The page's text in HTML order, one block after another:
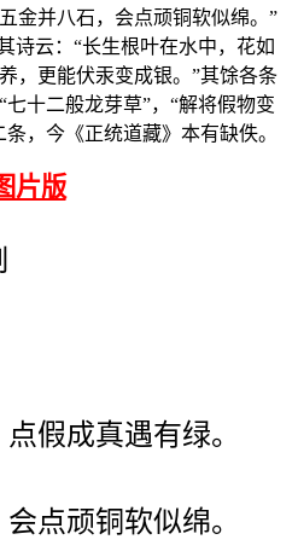
金并八石，会点顽铜软似绵。”
诗云：“长生根叶在水中，花如
，更能伏汞变成银。”其馀各条
十二般龙芽草”，“解将假物变
，今《正统道藏》本有缺佚。
片版
假成真遇有绿。
点顽铜软似绵。